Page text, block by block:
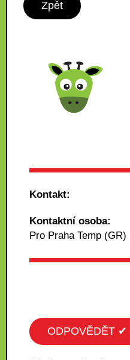
Zpět
Kontakt:
Kontaktní osoba:
Pro Praha Temp (GR)
ODPOVĚDĚT ✔